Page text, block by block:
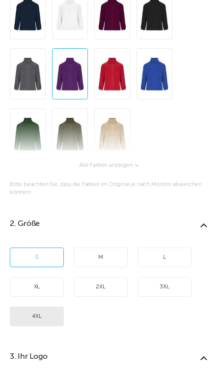
Alle Farben anzeigen
Bitte beachten Sie, dass die Farben im Original je nach Monitor abweichen
können!
2. Größe
S M L
XL 2XL 3XL
4XL
3. Ihr Logo